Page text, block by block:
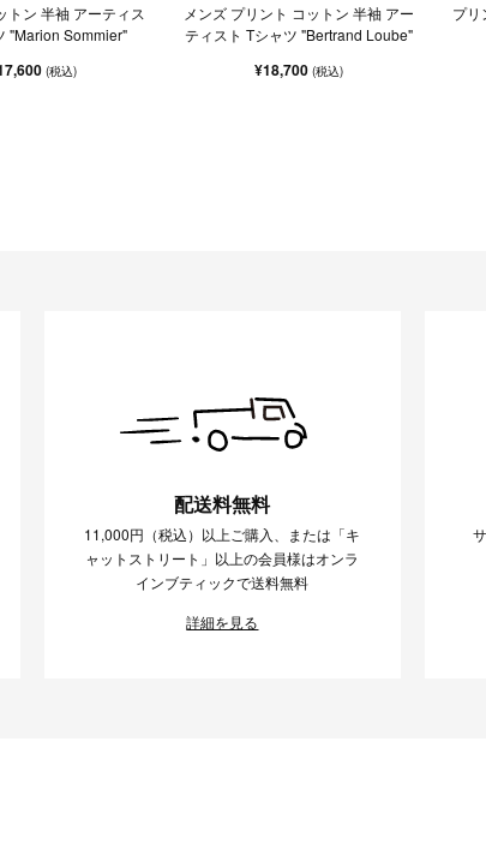
トン 半袖 アーティス
"Marion Sommier"
(税込)
メンズ プリント コットン 半袖 アー
ティスト Tシャツ "Bertrand Loube"
¥18,700(税込)
プリ
配送料無料
11,000円（税込）以上ご購入、または「キ
ャットストリート」以上の会員様はオンラ
インブティックで送料無料
詳細を見る